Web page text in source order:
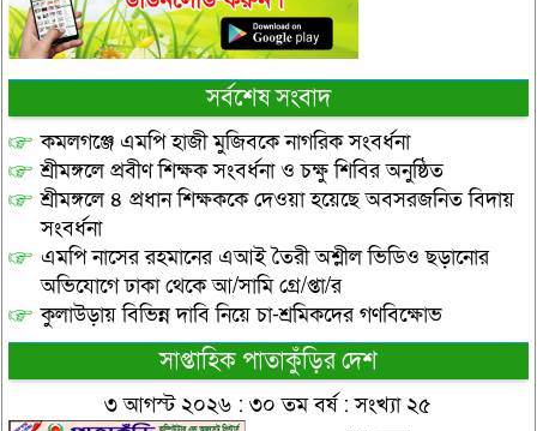
সর্বশেষ সংবাদ
কমলগঞ্জে এমপি হাজী মুজিবকে নাগরিক সংবর্ধনা
শ্রীমঙ্গলে প্রবীণ শিক্ষক সংবর্ধনা ও চক্ষু শিবির অনুষ্ঠিত
শ্রীমঙ্গলে ৪ প্রধান শিক্ষককে দেওয়া হয়েছে অবসরজনিত বিদায়
সংবর্ধনা
এমপি নাসের রহমানের এআই তৈরী অশ্লীল ভিডিও ছড়ানোর
অভিযোগে ঢাকা থেকে আ/সামি গ্রে/প্তা/র
কুলাউড়ায় বিভিন্ন দাবি নিয়ে চা-শ্রমিকদের গণবিক্ষোভ
সাপ্তাহিক পাতাকুঁড়ির দেশ
৩ আগস্ট ২০২৬ : ৩০ তম বর্ষ : সংখ্যা ২৫